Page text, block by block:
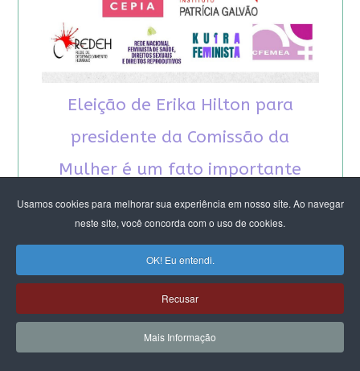
Usamos cookies para melhorar sua experiência em nosso site. Ao navegar
neste site, você concorda com o uso de cookies.
OK! Eu entendi.
Recusar
Mais Informação
Eleição de Erika Hilton para
presidente da Comissão da
Mulher é um fato importante
para a democracia
RECOMENDAMOS A LEITURA